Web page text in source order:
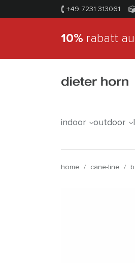
+49 7231 313061
10% rabatt
indoor outdoor
home / cane-line /